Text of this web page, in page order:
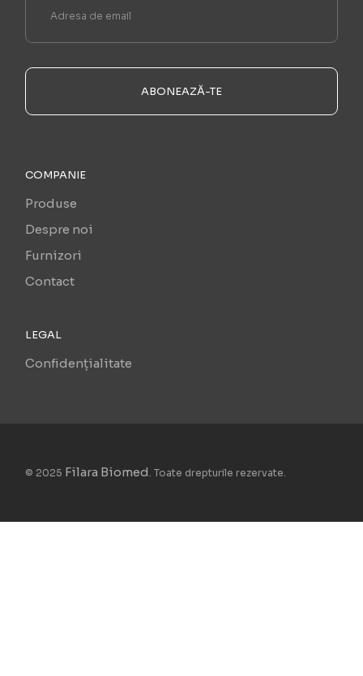
ABONEAZĂ-TE
COMPANIE
Produse
Despre noi
Furnizori
Contact
LEGAL
Confidențialitate
© 2025 Filara Biomed . Toate drepturile rezervate.